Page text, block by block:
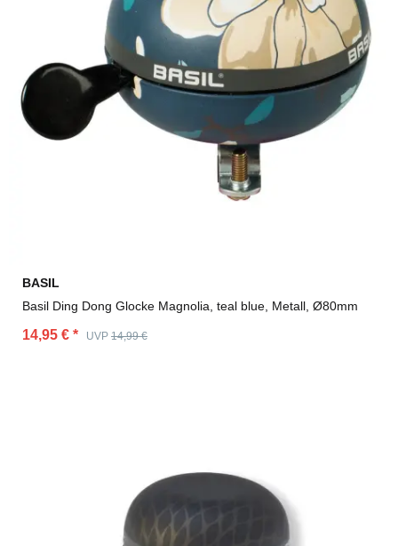
BASIL
Basil Ding Dong Glocke Magnolia, teal blue, Metall, Ø80mm
14,95 € * UVP 14,99 €